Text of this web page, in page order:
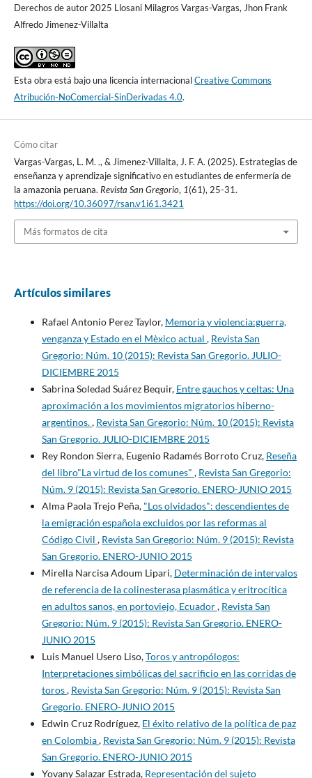
Derechos de autor 2025 Llosani Milagros Vargas-Vargas, Jhon Frank
Alfredo Jimenez-Villalta
Esta obra está bajo una licencia internacionalCreative Commons
Atribución-NoComercial-SinDerivadas 4.0.
Cómo citar
Vargas-Vargas, L. M. ., & Jimenez-Villalta, J. F. A. (2025). Estrategias de
enseñanza y aprendizaje significativo en estudiantes de enfermería de
la amazonia peruana. Revista San Gregorio, 1(61), 25-31.
https://doi.org/10.36097/rsan.v1i61.3421
Más formatos de cita
Artículos similares
Rafael Antonio Perez Taylor, Memoria y violencia:guerra,
venganza y Estado en el Mèxico actual , Revista San
Gregorio: Núm. 10 (2015): Revista San Gregorio. JULIO-
DICIEMBRE 2015
Sabrina Soledad Suárez Bequir, Entre gauchos y celtas: Una
aproximación a los movimientos migratorios hiberno-
argentinos., Revista San Gregorio: Núm. 10 (2015): Revista
San Gregorio. JULIO-DICIEMBRE 2015
Rey Rondon Sierra, Eugenio Radamés Borroto Cruz, Reseña
del libro"La virtud de los comunes" , Revista San Gregorio:
Núm. 9 (2015): Revista San Gregorio. ENERO-JUNIO 2015
Alma Paola Trejo Peña, "Los olvidados": descendientes de
la emigración española excluidos por las reformas al
Código Civil , Revista San Gregorio: Núm. 9 (2015): Revista
San Gregorio. ENERO-JUNIO 2015
Mirella Narcisa Adoum Lipari, Determinación de intervalos
de referencia de la colinesterasa plasmática y eritrocítica
en adultos sanos, en portoviejo, Ecuador, Revista San
Gregorio: Núm. 9 (2015): Revista San Gregorio. ENERO-
JUNIO 2015
Luis Manuel Usero Liso,Toros y antropólogos:
Interpretaciones simbólicas del sacrificio en las corridas de
toros, Revista San Gregorio: Núm. 9 (2015): Revista San
Gregorio. ENERO-JUNIO 2015
Edwin Cruz Rodríguez, El éxito relativo de la política de paz
en Colombia, Revista San Gregorio: Núm. 9 (2015): Revista
San Gregorio. ENERO-JUNIO 2015
Yovany Salazar Estrada, Representación del sujeto